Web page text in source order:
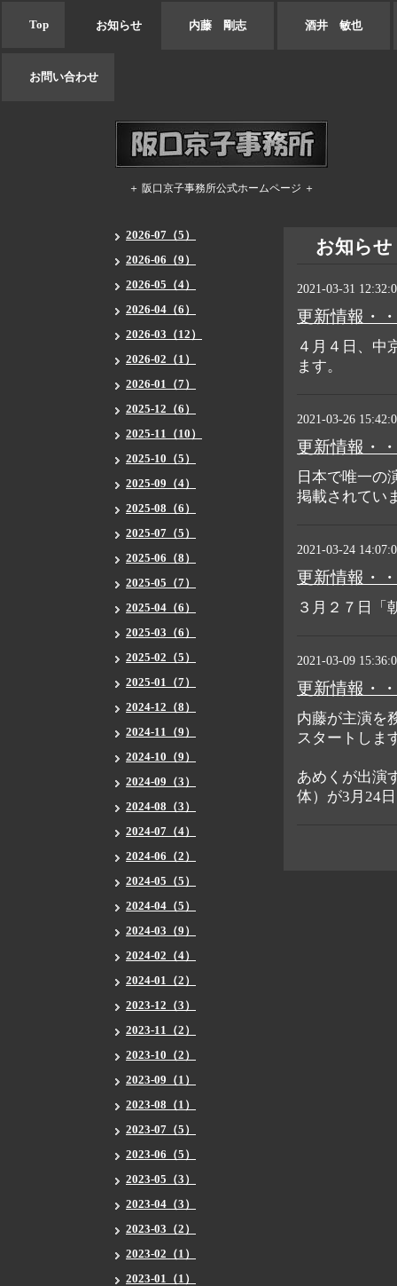
Top お知らせ 内藤 剛志 酒井 敏也
お問い合わせ
＋ 阪口京子事務所公式ホームページ ＋
お知らせ
2021-03-31
更新情報・
４月４日、中
ます。
2021-03-26
更新情報・
日本で唯一の
掲載されてい
2021-03-24
更新情報・
３月２７日「
2021-03-09
更新情報・
内藤が主演を
スタートしま
あめくが出演
体）が3月24
2026-07（5）
2026-06（9）
2026-05（4）
2026-04（6）
2026-03（12）
2026-02（1）
2026-01（7）
2025-12（6）
2025-11（10）
2025-10（5）
2025-09（4）
2025-08（6）
2025-07（5）
2025-06（8）
2025-05（7）
2025-04（6）
2025-03（6）
2025-02（5）
2025-01（7）
2024-12（8）
2024-11（9）
2024-10（9）
2024-09（3）
2024-08（3）
2024-07（4）
2024-06（2）
2024-05（5）
2024-04（5）
2024-03（9）
2024-02（4）
2024-01（2）
2023-12（3）
2023-11（2）
2023-10（2）
2023-09（1）
2023-08（1）
2023-07（5）
2023-06（5）
2023-05（3）
2023-04（3）
2023-03（2）
2023-02（1）
2023-01（1）